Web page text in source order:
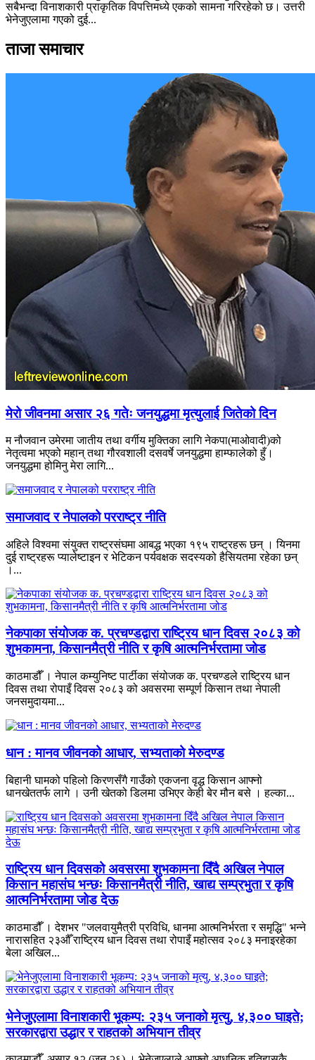
सबैभन्दा विनाशकारी प्राकृतिक विपत्तिमध्ये एकको सामना गरिरहेको छ। उत्तरी
भेनेजुएलामा गएको दुई...
ताजा समाचार
मेरो जीवनमा असार २६ गतेः जनयुद्धमा मृत्युलाई जितेको दिन
म नौजवान उमेरमा जातीय तथा वर्गीय मुक्तिका लागि नेकपा(माओवादी)को
नेतृत्वमा भएको महान् तथा गौरवशाली दसवर्षे जनयुद्धमा हाम्फालेको हुँ।
जनयुद्धमा होमिनु मेरा लागि...
समाजवाद र नेपालको परराष्ट्र नीति
अहिले विश्वमा संयुक्त राष्ट्रसंघमा आबद्ध भएका १९५ राष्ट्रहरू छन् । यिनमा
दुई राष्ट्रहरू प्यालेष्टाइन र भेटिकन पर्यवक्षक सदस्यको हैसियतमा रहेका छन्
।...
नेकपाका संयोजक क. प्रचण्डद्वारा राष्ट्रिय धान दिवस २०८३ को
शुभकामना, किसानमैत्री नीति र कृषि आत्मनिर्भरतामा जोड
काठमाडौँ । नेपाल कम्युनिष्ट पार्टीका संयोजक क. प्रचण्डले राष्ट्रिय धान
दिवस तथा रोपाइँ दिवस २०८३ को अवसरमा सम्पूर्ण किसान तथा नेपाली
जनसमुदायमा...
धान : मानव जीवनको आधार, सभ्यताको मेरुदण्ड
बिहानी घामको पहिलो किरणसँगै गाउँको एकजना वृद्ध किसान आफ्नो
धानखेततर्फ लागे । उनी खेतको डिलमा उभिएर केही बेर मौन बसे । हल्का...
राष्ट्रिय धान दिवसको अवसरमा शुभकामना दिँदै अखिल नेपाल
किसान महासंघ भन्छः किसानमैत्री नीति, खाद्य सम्प्रभुता र कृषि
आत्मनिर्भरतामा जोड देऊ
काठमाडौँ । देशभर "जलवायुमैत्री प्रविधि, धानमा आत्मनिर्भरता र समृद्धि" भन्ने
नारासहित २३औँ राष्ट्रिय धान दिवस तथा रोपाइँ महोत्सव २०८३ मनाइरहेका
बेला अखिल...
भेनेजुएलामा विनाशकारी भूकम्प: २३५ जनाको मृत्यु, ४,३०० घाइते;
सरकारद्वारा उद्धार र राहतको अभियान तीव्र